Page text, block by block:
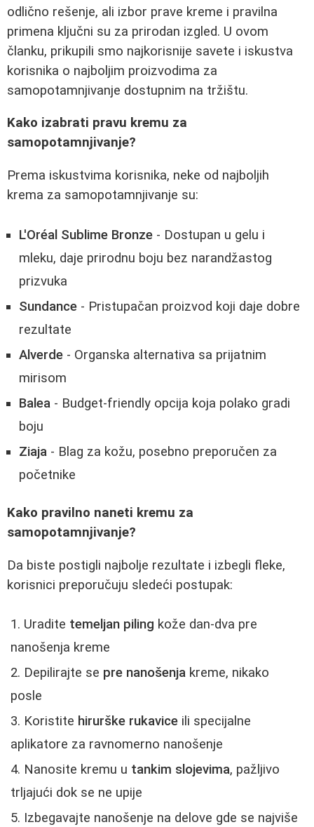
odlično rešenje, ali izbor prave kreme i pravilna
primena ključni su za prirodan izgled. U ovom
članku, prikupili smo najkorisnije savete i iskustva
korisnika o najboljim proizvodima za
samopotamnjivanje dostupnim na tržištu.
Kako izabrati pravu kremu za
samopotamnjivanje?
Prema iskustvima korisnika, neke od najboljih
krema za samopotamnjivanje su:
L'Oréal Sublime Bronze - Dostupan u gelu i
mleku, daje prirodnu boju bez narandžastog
prizvuka
Sundance - Pristupačan proizvod koji daje dobre
rezultate
Alverde - Organska alternativa sa prijatnim
mirisom
Balea - Budget-friendly opcija koja polako gradi
boju
Ziaja - Blag za kožu, posebno preporučen za
početnike
Kako pravilno naneti kremu za
samopotamnjivanje?
Da biste postigli najbolje rezultate i izbegli fleke,
korisnici preporučuju sledeći postupak:
Uradite temeljan piling kože dan-dva pre
nanošenja kreme
Depilirajte se pre nanošenja kreme, nikako
posle
Koristite hirurške rukavice ili specijalne
aplikatore za ravnomerno nanošenje
Nanosite kremu u tankim slojevima, pažljivo
trljajući dok se ne upije
Izbegavajte nanošenje na delove gde se najviše